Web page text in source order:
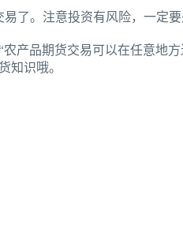
了。注意投资有风险，一定要
产品期货交易可以在任意地
知识哦。